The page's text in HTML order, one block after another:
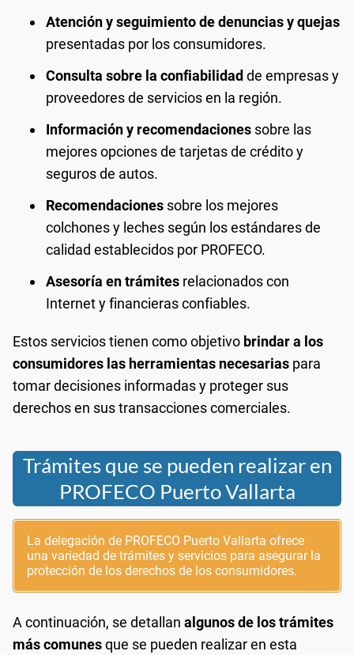
Atención y seguimiento de denuncias y quejas
presentadas por los consumidores.
Consulta sobre la confiabilidad de empresas y
proveedores de servicios en la región.
Información y recomendaciones sobre las
mejores opciones de tarjetas de crédito y
seguros de autos.
Recomendaciones sobre los mejores
colchones y leches según los estándares de
calidad establecidos por PROFECO.
Asesoría en trámites relacionados con
Internet y financieras confiables.
Estos servicios tienen como objetivo brindar a los
consumidores las herramientas necesarias para
tomar decisiones informadas y proteger sus
derechos en sus transacciones comerciales.
Trámites que se pueden realizar en
PROFECO Puerto Vallarta
La delegación de PROFECO Puerto Vallarta ofrece
una variedad de trámites y servicios para asegurar la
protección de los derechos de los consumidores.
A continuación, se detallan algunos de los trámites
más comunesque se pueden realizar en esta